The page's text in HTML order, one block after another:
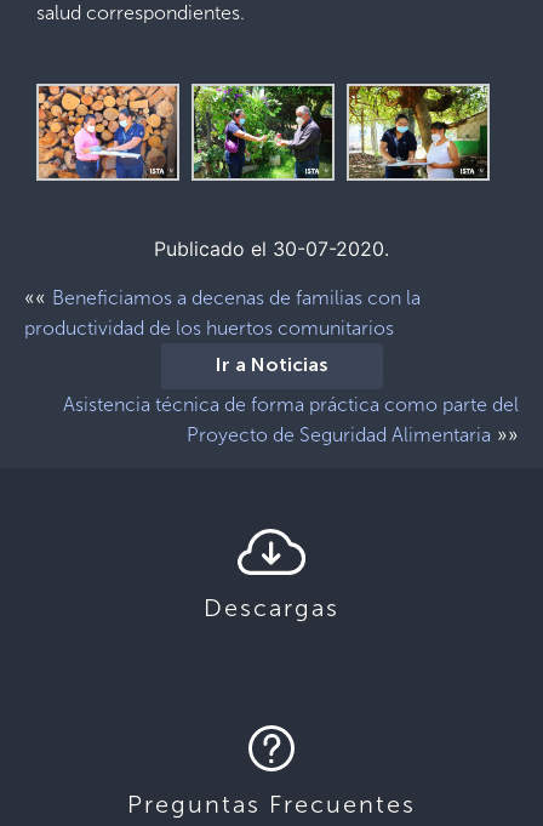
salud correspondientes.
Publicado el 30-07-2020.
«« Beneficiamos a decenas de familias con la
productividad de los huertos comunitarios
Ir a Noticias
Asistencia técnica de forma práctica como parte del
Proyecto de Seguridad Alimentaria »»
Descargas
Preguntas Frecuentes